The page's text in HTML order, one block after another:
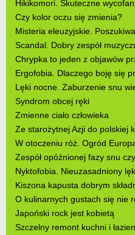
Hikikomori. Skuteczne
Czy kolor oczu się zmienia?
Misteria eleuzyjskie.
Scandal. Dobry zespół
Chrypka to jeden z objawów
Ergofobia. Dlaczego boję się
Lęki nocne. Zaburzenie snu
Syndrom obcej ręki
Zmienne ciało człowieka
Ze starożytnej Azji do polskiej
W otoczeniu róż. Ogród
Zespół opóźnionej fazy snu
Nyktofobia. Nieuzasadniony
Kiszona kapusta dobrym
O kulinarnych gustach się nie
Japoński rock jest kobietą
Szczelny remont kuchni i